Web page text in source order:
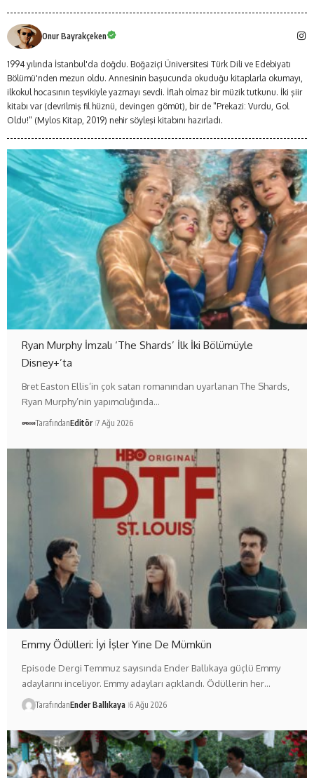
Onur Bayrakçeken
1994 yılında İstanbul'da doğdu. Boğaziçi Üniversitesi Türk Dili ve Edebiyatı
Bölümü'nden mezun oldu. Annesinin başucunda okuduğu kitaplarla okumayı,
ilkokul hocasının teşvikiyle yazmayı sevdi. İflah olmaz bir müzik tutkunu. İki şiir
kitabı var (devrilmiş fil hüznü, devingen gömüt), bir de "Prekazi: Vurdu, Gol
Oldu!" (Mylos Kitap, 2019) nehir söyleşi kitabını hazırladı.
Ryan Murphy İmzalı ‘The Shards’ İlk İki Bölümüyle
Disney+’ta
Bret Easton Ellis’in çok satan romanından uyarlanan The Shards,
Ryan Murphy’nin yapımcılığında…
TarafındanEditör 7 Ağu 2026
Emmy Ödülleri: İyi İşler Yine De Mümkün
Episode Dergi Temmuz sayısında Ender Ballıkaya güçlü Emmy
adaylarını inceliyor. Emmy adayları açıklandı. Ödüllerin her…
TarafındanEnder Ballıkaya 6 Ağu 2026